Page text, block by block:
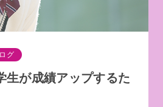
グ
生が成績アップするた